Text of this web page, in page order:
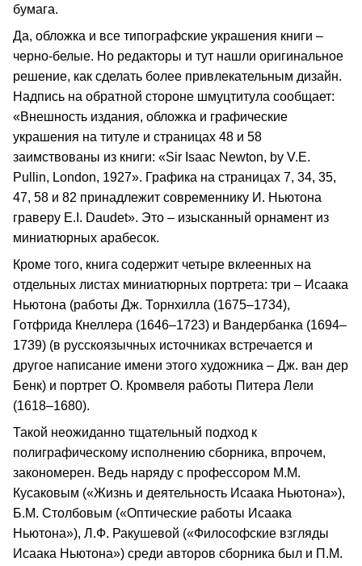
бумага.
Да, обложка и все типографские украшения книги –
черно-белые. Но редакторы и тут нашли оригинальное
решение, как сделать более привлекательным дизайн.
Надпись на обратной стороне шмуцтитула сообщает:
«Внешность издания, обложка и графические
украшения на титуле и страницах 48 и 58
заимствованы из книги: «Sir Isaac Newton, by V.E.
Pullin, London, 1927». Графика на страницах 7, 34, 35,
47, 58 и 82 принадлежит современнику И. Ньютона
граверу E.I. Daudet». Это – изысканный орнамент из
миниатюрных арабесок.
Кроме того, книга содержит четыре вклеенных на
отдельных листах миниатюрных портрета: три – Исаака
Ньютона (работы Дж. Торнхилла (1675–1734),
Готфрида Кнеллера (1646–1723) и Вандербанка (1694–
1739) (в русскоязычных источниках встречается и
другое написание имени этого художника – Дж. ван дер
Бенк) и портрет О. Кромвеля работы Питера Лели
(1618–1680).
Такой неожиданно тщательный подход к
полиграфическому исполнению сборника, впрочем,
закономерен. Ведь наряду с профессором М.М.
Кусаковым («Жизнь и деятельность Исаака Ньютона»),
Б.М. Столбовым («Оптические работы Исаака
Ньютона»), Л.Ф. Ракушевой («Философские взгляды
Исаака Ньютона») среди авторов сборника был и П.М.